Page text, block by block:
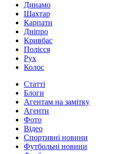
Динамо
Шахтар
Карпати
Дніпро
Кривбас
Полісся
Рух
Колос
Статті
Блоги
Агентам на замітку
Агенти
Фото
Відео
Спортивні новини
Футбольні новини